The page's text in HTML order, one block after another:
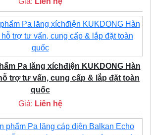
Pa lăng xíchđiện KUKDONG Hàn
trợ tư vấn, cung cấp & lắp đặt toàn
quốc
Giá: Liên hệ